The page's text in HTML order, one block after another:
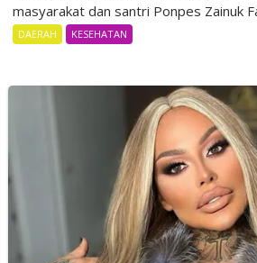
masyarakat dan santri Ponpes Zainuk
DAERAH KESEHATAN